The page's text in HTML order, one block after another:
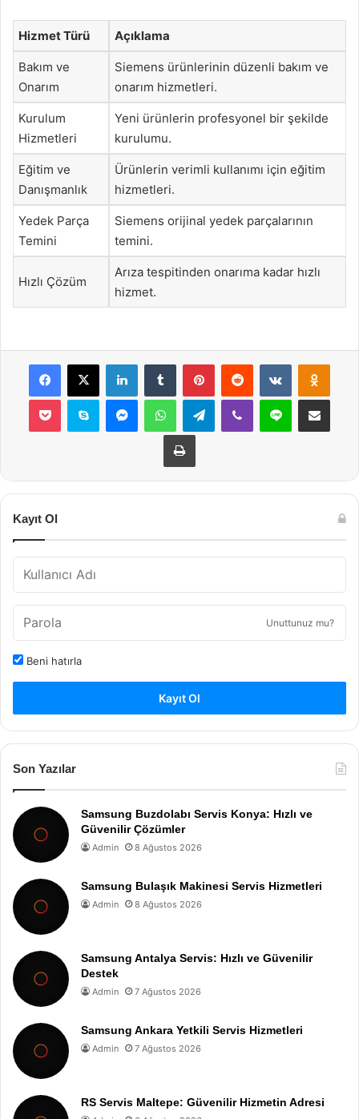
Hizmet Türü Açıklama
Bakım ve
Onarım
Siemens ürünlerinin düzenli bakım ve
onarım hizmetleri.
Kurulum
Hizmetleri
Yeni ürünlerin profesyonel bir şekilde
kurulumu.
Eğitim ve
Danışmanlık
Ürünlerin verimli kullanımı için eğitim
hizmetleri.
Yedek Parça
Temini
Siemens orijinal yedek parçalarının
temini.
Hızlı Çözüm
Arıza tespitinden onarıma kadar hızlı
hizmet.
Facebook
X LinkedInTumblr PinterestReddit VKontakte
Pocket Skype MessengerWhatsAppTelegramViber Line E-Posta ile
Yazdır
Kayıt Ol
Unuttunuz mu?
Beni hatırla
Kayıt Ol
Son Yazılar
Samsung Buzdolabı Servis Konya: Hızlı ve
Güvenilir Çözümler
Admin 8 Ağustos 2026
Samsung Bulaşık Makinesi Servis Hizmetleri
Admin 8 Ağustos 2026
Samsung Antalya Servis: Hızlı ve Güvenilir
Destek
Admin 7 Ağustos 2026
Samsung Ankara Yetkili Servis Hizmetleri
Admin 7 Ağustos 2026
RS Servis Maltepe: Güvenilir Hizmetin Adresi